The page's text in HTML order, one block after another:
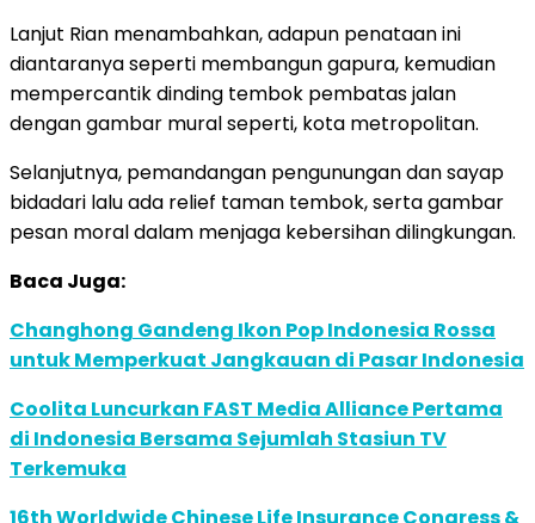
Lanjut Rian menambahkan, adapun penataan ini
diantaranya seperti membangun gapura, kemudian
mempercantik dinding tembok pembatas jalan
dengan gambar mural seperti, kota metropolitan.
Selanjutnya, pemandangan pengunungan dan sayap
bidadari lalu ada relief taman tembok, serta gambar
pesan moral dalam menjaga kebersihan dilingkungan.
Baca Juga:
Changhong Gandeng Ikon Pop Indonesia Rossa
untuk Memperkuat Jangkauan di Pasar Indonesia
Coolita Luncurkan FAST Media Alliance Pertama
di Indonesia Bersama Sejumlah Stasiun TV
Terkemuka
16th Worldwide Chinese Life Insurance Congress &